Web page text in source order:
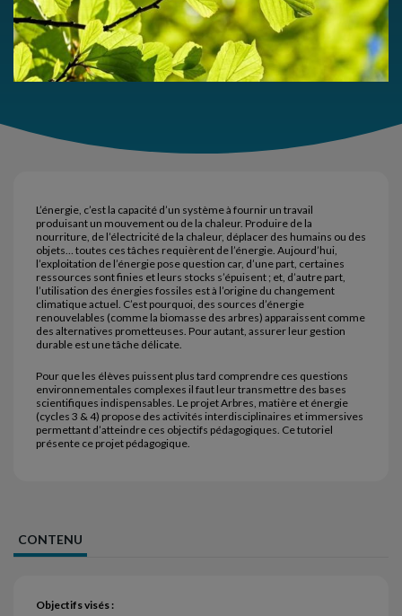
L’énergie, c’est la capacité d’un système à fournir un travail
produisant un mouvement ou de la chaleur. Produire de la
nourriture, de l’électricité de la chaleur, déplacer des humains ou des
objets… toutes ces tâches requièrent de l’énergie. Aujourd’hui,
l’exploitation de l’énergie pose question car, d’une part, certaines
ressources sont finies et leurs stocks s’épuisent ; et, d’autre part,
l’utilisation des énergies fossiles est à l’origine du changement
climatique actuel. C’est pourquoi, des sources d’énergie
renouvelables (comme la biomasse des arbres) apparaissent comme
des alternatives prometteuses. Pour autant, assurer leur gestion
durable est une tâche délicate.
Pour que les élèves puissent plus tard comprendre ces questions
environnementales complexes il faut leur transmettre des bases
scientifiques indispensables. Le projet Arbres, matière et énergie
(cycles 3 & 4) propose des activités interdisciplinaires et immersives
permettant d’atteindre ces objectifs pédagogiques. Ce tutoriel
présente ce projet pédagogique.
CONTENU
Objectifs visés :